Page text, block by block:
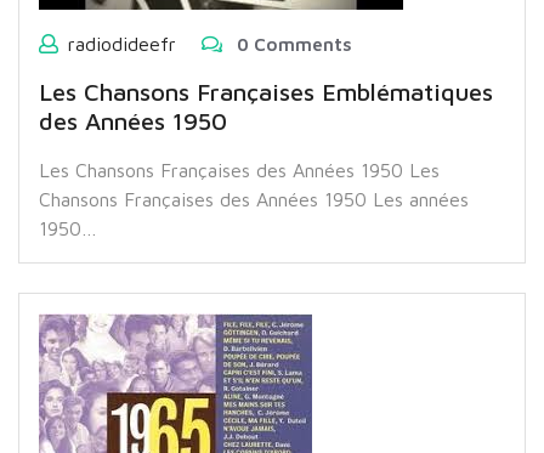
radiodideefr 0 Comments
Les Chansons Françaises Emblématiques
des Années 1950
Les Chansons Françaises des Années 1950 Les
Chansons Françaises des Années 1950 Les années
1950…